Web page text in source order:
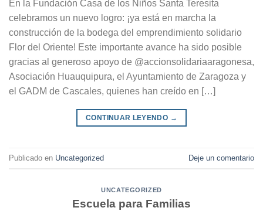
En la Fundación Casa de los Niños Santa Teresita
celebramos un nuevo logro: ¡ya está en marcha la
construcción de la bodega del emprendimiento solidario
Flor del Oriente! Este importante avance ha sido posible
gracias al generoso apoyo de @accionsolidariaaragonesa,
Asociación Huauquipura, el Ayuntamiento de Zaragoza y
el GADM de Cascales, quienes han creído en […]
CONTINUAR LEYENDO →
Publicado en Uncategorized Deje un comentario
UNCATEGORIZED
Escuela para Familias